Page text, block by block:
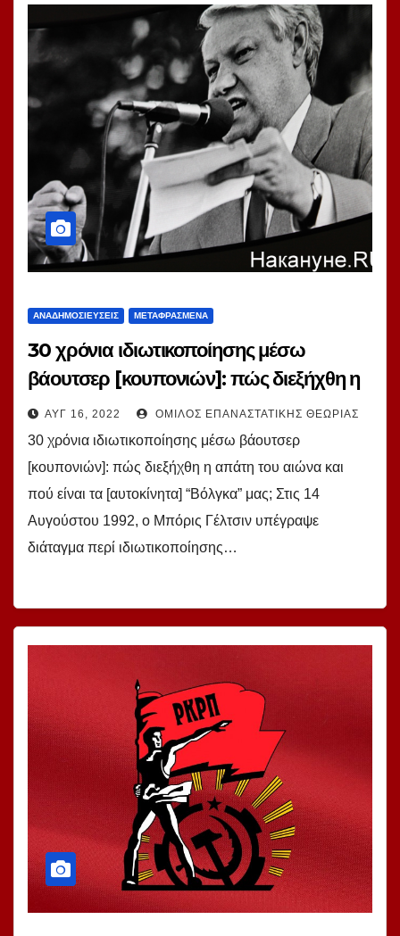
ΑΝΑΔΗΜΟΣΙΕΎΣΕΙΣ ΜΕΤΑΦΡΑΣΜΈΝΑ
30 χρόνια ιδιωτικοποίησης μέσω
βάουτσερ [κουπονιών]: πώς διεξήχθη η
απάτη του αιώνα και πού είναι τα
[αυτοκίνητα] “Βόλγκα” μας;
ΑΥΓ 16, 2022 ΌΜΙΛΟΣ ΕΠΑΝΑΣΤΑΤΙΚΉΣ ΘΕΩΡΊΑΣ
30 χρόνια ιδιωτικοποίησης μέσω βάουτσερ
[κουπονιών]: πώς διεξήχθη η απάτη του αιώνα και
πού είναι τα [αυτοκίνητα] “Βόλγκα” μας; Στις 14
Αυγούστου 1992, ο Μπόρις Γέλτσιν υπέγραψε
διάταγμα περί ιδιωτικοποίησης…